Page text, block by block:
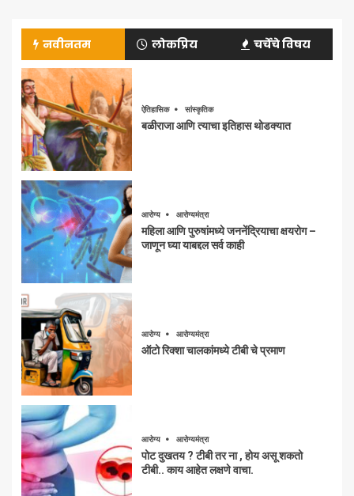
नवीनतम लोकप्रिय चर्चेचे विषय
ऐतिहासिक सांस्कृतिक
बळीराजा आणि त्याचा इतिहास थोडक्यात
आरोग्य आरोग्यमंत्रा
महिला आणि पुरुषांमध्ये जननेंद्रियाचा क्षयरोग –
जाणून घ्या याबद्दल सर्व काही
आरोग्य आरोग्यमंत्रा
ऑटो रिक्शा चालकांमध्ये टीबी चे प्रमाण
आरोग्य आरोग्यमंत्रा
पोट दुखतय ? टीबी तर ना , होय असू शकतो
टीबी.. काय आहेत लक्षणे वाचा.